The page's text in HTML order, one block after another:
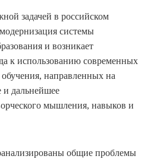
задачей в российском
системы
и возникает
к использованию современных
направленных на
и дальнейшее
мышления, навыков и
общие проблемы